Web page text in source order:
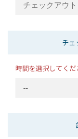
チェ
時間を選択してくだ